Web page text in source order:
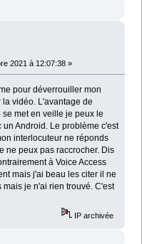
2021 à 12:07:38 »
pour déverrouiller mon
vidéo. L'avantage de
met en veille je peux le
Android. Le problème c'est
interlocuteur ne réponds
ne peux pas raccrocher. Dis
à Voice Access
mais j'ai beau les citer il ne
je n'ai rien trouvé. C'est
IP archivée